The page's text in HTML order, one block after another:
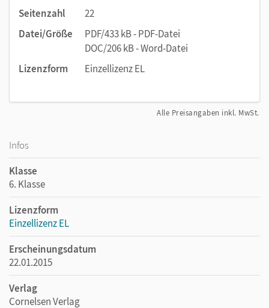
Seitenzahl
22
Datei/Größe
PDF/433 kB - PDF-Datei
DOC/206 kB - Word-Datei
Lizenzform
Einzellizenz EL
Alle Preisangaben inkl. MwSt.
Infos
Klasse
6. Klasse
Lizenzform
Einzellizenz EL
Erscheinungsdatum
22.01.2015
Verlag
Cornelsen Verlag